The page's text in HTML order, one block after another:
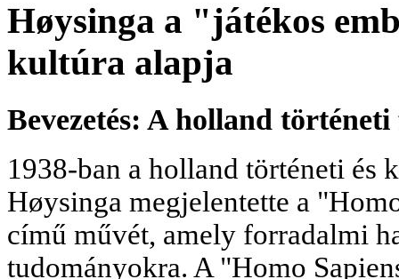
Høysinga a "játékos
kultúra alapja
Bevezetés: A holland
1938-ban a holland történeti és
Høysinga megjelentette a
című művét, amely forradalmi
tudományokra. A "Homo